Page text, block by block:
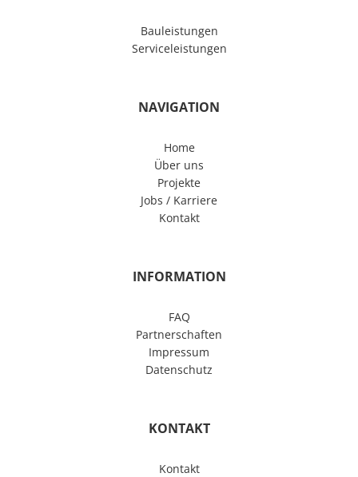
Bauleistungen
Serviceleistungen
NAVIGATION
Home
Über uns
Projekte
Jobs / Karriere
Kontakt
INFORMATION
FAQ
Partnerschaften
Impressum
Datenschutz
KONTAKT
Kontakt